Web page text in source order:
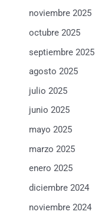
noviembre 2025
octubre 2025
septiembre 2025
agosto 2025
julio 2025
junio 2025
mayo 2025
marzo 2025
enero 2025
diciembre 2024
noviembre 2024